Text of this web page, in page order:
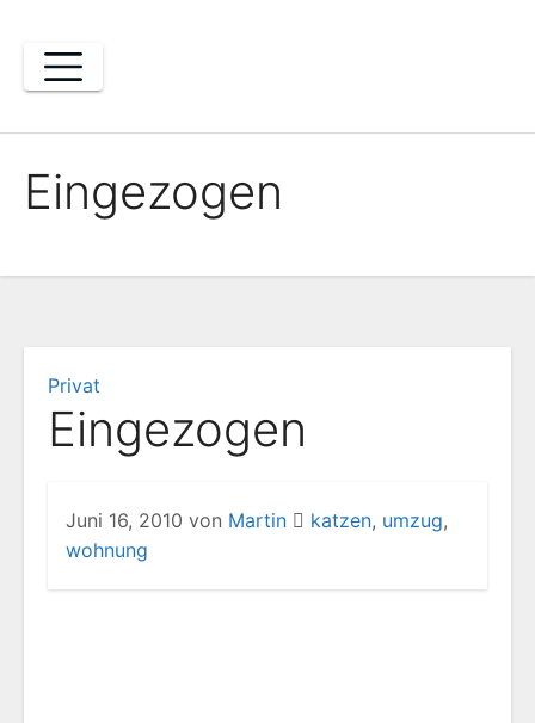
springen
Eingezogen
Privat
Eingezogen
Juni 16, 2010 von Martin katzen, umzug,
wohnung